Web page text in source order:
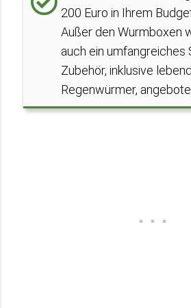
200 Euro in Ihrem
Außer den Wurmboxen
auch ein umfangreiches
Zubehör, inklusive
Regenwürmer,